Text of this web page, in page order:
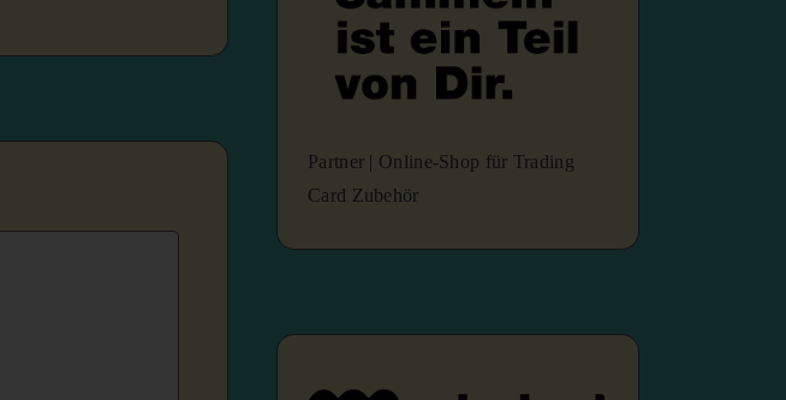
Partner | Online-Shop für Trading
Card Zubehör